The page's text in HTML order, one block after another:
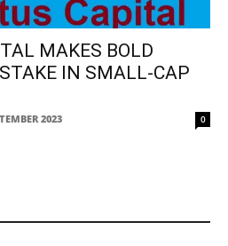
MAKES BOLD
IN SMALL-CAP
2023 0